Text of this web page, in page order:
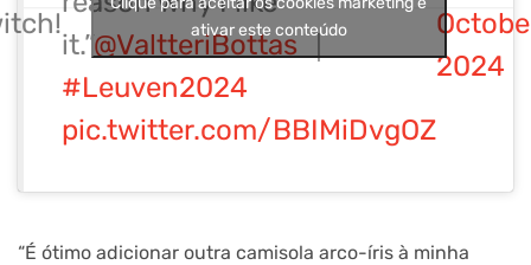
it.”@ValtteriBottas｜
#Leuven2024
pic.twitter.com/BBIMiDvgOZ
2024
ativar este conteúdo
“É ótimo adicionar outra camisola arco-íris à minha